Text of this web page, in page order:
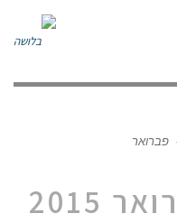
פברואר
2015